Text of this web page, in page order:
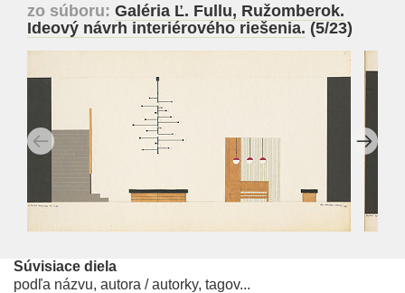
zo súboru: Galéria Ľ. Fullu, Ružomberok.
Ideový návrh interiérového riešenia. (5/23)
Súvisiace diela
podľa názvu, autora / autorky, tagov...